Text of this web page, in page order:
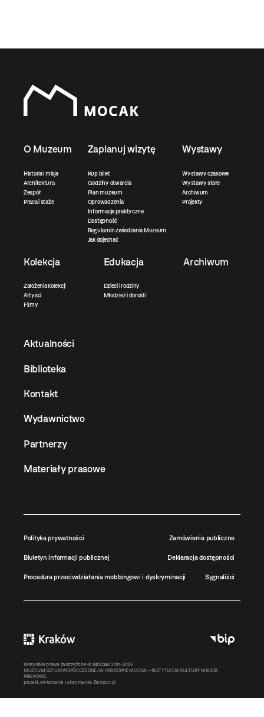
O Muzeum
Historia i misja
Architektura
Zespół
Praca i staże
Zaplanuj wizytę
Kup bilet
Godziny otwarcia
Plan muzeum
Oprowadzenia
Informacje praktyczne
Dostępność
Regulamin zwiedzania Muzeum
Jak dojechać
Wystawy
Wystawy czasowe
Wystawy stałe
Archiwum
Projekty
Kolekcja
Założenia kolekcji
Artyści
Filmy
Edukacja
Dzieci i rodziny
Młodzież i dorośli
Archiwum
Aktualności
Biblioteka
Kontakt
Wydawnictwo
Partnerzy
Materiały prasowe
Polityka prywatności Zamówienia publiczne
Biuletyn informacji publicznej Deklaracja dostępności
Procedura przeciwdziałania mobbingowi i dyskryminacji Sygnaliści
Wszystkie prawa zastrzeżone © MOCAK 2011-2026
MUZEUM SZTUKI WSPÓŁCZESNEJ W KRAKOWIE MOCAK – INSTYTUCJA KULTURY MIASTA
KRAKOWA
projekt, wykonanie i utrzymanie: Bonjour.pl